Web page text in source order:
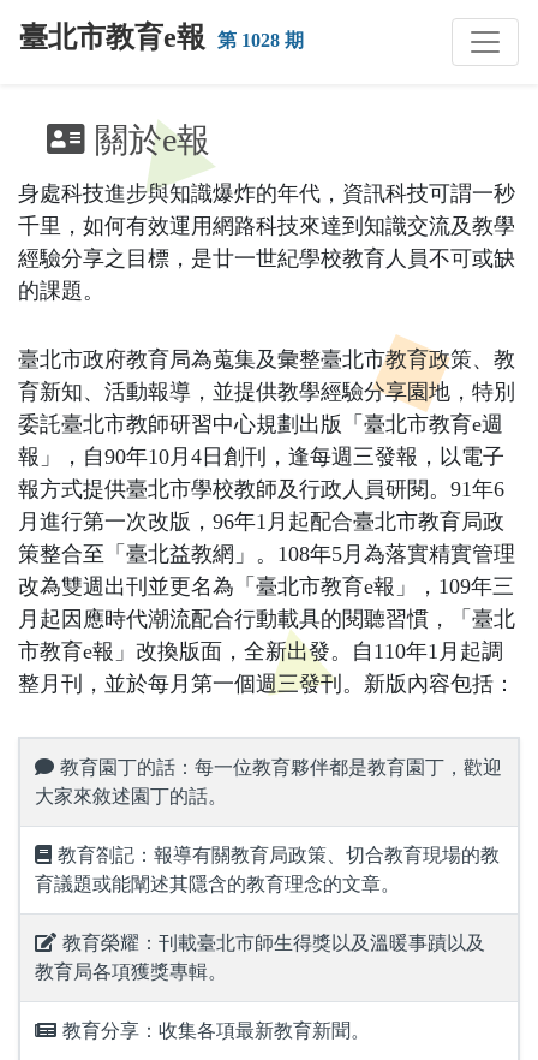
跳到主要內容
臺北市教育e報 第 1028 期
關於e報
身處科技進步與知識爆炸的年代，資訊科技可謂一秒
千里，如何有效運用網路科技來達到知識交流及教學
經驗分享之目標，是廿一世紀學校教育人員不可或缺
的課題。
臺北市政府教育局為蒐集及彙整臺北市教育政策、教
育新知、活動報導，並提供教學經驗分享園地，特別
委託臺北市教師研習中心規劃出版「臺北市教育e週
報」，自90年10月4日創刊，逢每週三發報，以電子
報方式提供臺北市學校教師及行政人員研閱。91年6
月進行第一次改版，96年1月起配合臺北市教育局政
策整合至「臺北益教網」。108年5月為落實精實管理
改為雙週出刊並更名為「臺北市教育e報」，109年三
月起因應時代潮流配合行動載具的閱聽習慣，「臺北
市教育e報」改換版面，全新出發。自110年1月起調
整月刊，並於每月第一個週三發刊。新版內容包括：
教育園丁的話：每一位教育夥伴都是教育園丁，歡迎
大家來敘述園丁的話。
教育劄記：報導有關教育局政策、切合教育現場的教
育議題或能闡述其隱含的教育理念的文章。
教育榮耀：刊載臺北市師生得獎以及溫暖事蹟以及
教育局各項獲獎專輯。
教育分享：收集各項最新教育新聞。